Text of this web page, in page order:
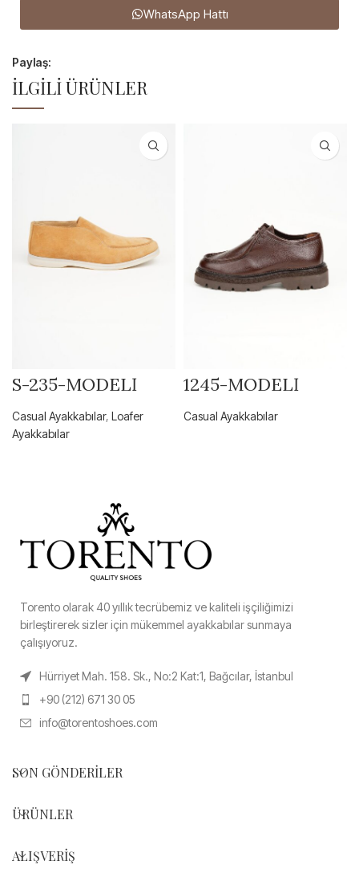
WhatsApp Hattı
Paylaş:
İLGILI ÜRÜNLER
S-235-MODELİ
Casual Ayakkabılar, Loafer
Ayakkabılar
1245-MODELİ
Casual Ayakkabılar
Torento olarak 40 yıllık tecrübemiz ve kaliteli işçiliğimizi
birleştirerek sizler için mükemmel ayakkabılar sunmaya
çalışıyoruz.
Hürriyet Mah. 158. Sk., No:2 Kat:1, Bağcılar, İstanbul
+90 (212) 671 30 05
info@torentoshoes.com
SON GÖNDERILER
ÜRÜNLER
ALIŞVERIŞ